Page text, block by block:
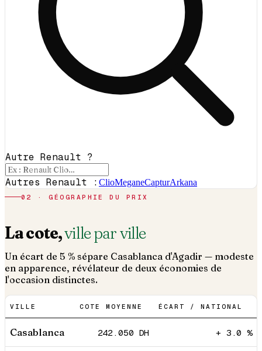
Autre Renault ?
Autres Renault : ClioMeganeCapturArkana
02 · GÉOGRAPHIE DU PRIX
La cote,ville par ville
Un écart de 5 % sépare Casablanca d'Agadir — modeste
en apparence, révélateur de deux économies de
l'occasion distinctes.
VILLE COTE MOYENNE ÉCART / NATIONAL
Casablanca 242.050 DH + 3.0 %